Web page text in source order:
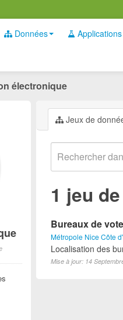
Données Applications
électronique
Jeux de
1 jeu
Bureaux de
Métropole Nice Côte
Localisation des
Mise à jour: 14